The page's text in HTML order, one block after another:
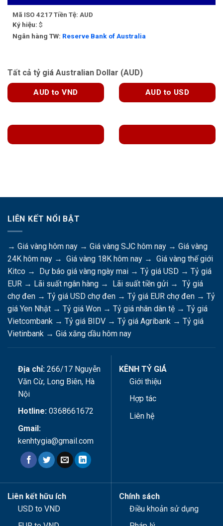
Mã ISO 4217 Tiền Tệ: AUD
Ký hiệu: $
Ngân hàng TW: Reserve Bank of Australia
Tất cả tỷ giá Australian Dollar (AUD)
AUD to VND AUD to USD
LIÊN KẾT NỔI BẬT
→ Giá vàng hôm nay → Giá vàng SJC hôm nay → Giá vàng
24K hôm nay → Giá vàng 18K hôm nay → Giá vàng thế giới
Kitco → Dự báo giá vàng ngày mai → Tỷ giá USD → Tỷ giá
EUR → Lãi suất ngân hàng → Lãi suất tiền gửi → Tỷ giá
chợ đen → Tỷ giá USD chợ đen → Tỷ giá EUR chợ đen → Tỷ
giá Yen Nhật → Tỷ giá Won → Tỷ giá nhân dân tệ → Tỷ giá
Vietcombank → Tỷ giá BIDV → Tỷ giá Agribank → Tỷ giá
Vietinbank → Giá xăng dầu hôm nay
Địa chỉ:266/17 Nguyễn
Văn Cừ, Long Biên, Hà
Nội
Hotline:0368661672
Gmail:
kenhtygia@gmail.com
KÊNH TỶ GIÁ
Giới thiệu
Hợp tác
Liên hệ
Liên kết hữu ích
USD to VND
Chính sách
Điều khoản sử dụng